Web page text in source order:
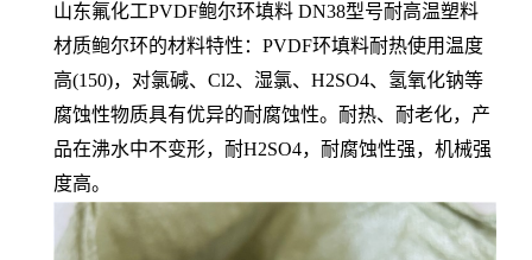
山东氟化工PVDF鲍尔环填料 DN38型号耐高温塑料
材质鲍尔环的材料特性：PVDF环填料耐热使用温度
高(150)，对氯碱、Cl2、湿氯、H2SO4、氢氧化钠等
腐蚀性物质具有优异的耐腐蚀性。耐热、耐老化，产
品在沸水中不变形，耐H2SO4，耐腐蚀性强，机械强
度高。